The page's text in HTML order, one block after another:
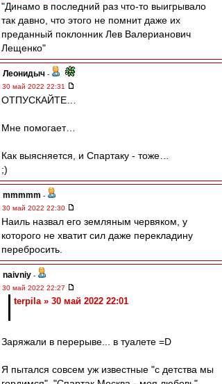
"Динамо в последний раз что-то выигрывало
так давно, что этого не помнит даже их
преданный поклонник Лев Валерианович
Лещенко"
Леонидыч -
30 май 2022 22:31
ОТПУСКАЙТЕ…
Мне помогает…
Как выясняется, и Спартаку - тоже…
;)
mmmmm -
30 май 2022 22:30
Наиль назвал его земляным червяком, у
которого не хватит сил даже перекладину
перебросить.
naivniy -
30 май 2022 22:27
terpila » 30 май 2022 22:01
Заряжали в перерыве... в туалете =D
Я пытался совсем уж известные "с детства мы